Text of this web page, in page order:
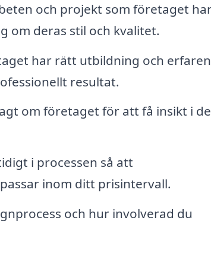
och projekt som företaget
om deras stil och kvalitet.
har rätt utbildning och
resultat.
om företaget för att få insikt i
i processen så att
inom ditt prisintervall.
och hur involverad du